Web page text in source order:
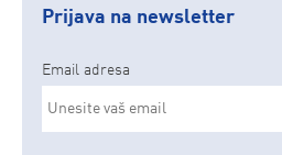
Prijava na newsletter
Email adresa